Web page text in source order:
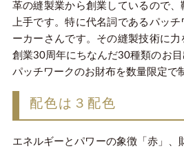
革の縫製業から創業しているので
上手です。特に代名詞であるパッチ
ーカーさんです。その縫製技術に
創業30周年にちなんだ30種類のお
パッチワークのお財布を数量限定で
配色は３配色
エネルギーとパワーの象徴「赤」、